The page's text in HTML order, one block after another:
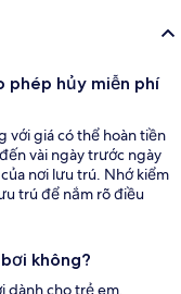
phép hủy miễn phí
với giá có thể hoàn tiền
vài ngày trước ngày
nơi lưu trú. Nhớ kiểm
trú để nắm rõ điều
không?
dành cho trẻ em.